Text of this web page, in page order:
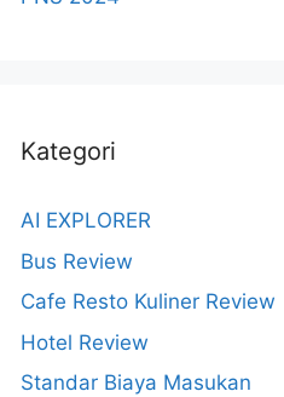
Kategori
AI EXPLORER
Bus Review
Cafe Resto Kuliner Review
Hotel Review
Standar Biaya Masukan